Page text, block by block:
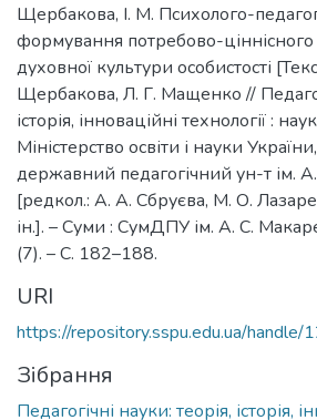
Щербакова, І. М. Психолого-
формування потребово-
духовної культури особистості
Щербакова, Л. Г. Мащенко //
історія, інноваційні технології :
Міністерство освіти і науки
державний педагогічний ун-т ім.
[редкол.: А. А. Сбруєва, М. О.
ін.]. – Суми : СумДПУ ім. А. С.
(7). – С. 182–188.
URI
https://repository.sspu.edu.ua/
Зібрання
Педагогічні науки: теорія, історія,